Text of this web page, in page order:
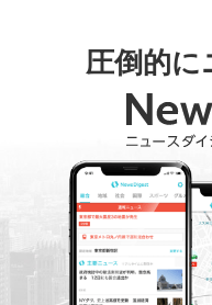
圧倒的に